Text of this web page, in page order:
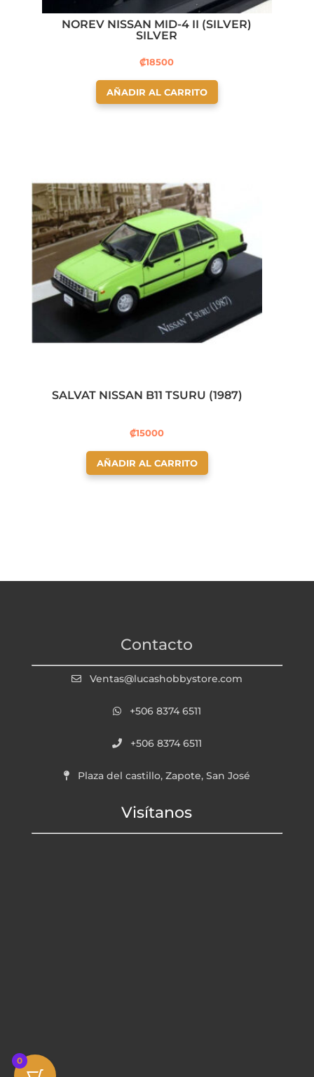
NOREV NISSAN MID-4 II (SILVER)
SILVER
₡18500
AÑADIR AL CARRITO
SALVAT NISSAN B11 TSURU (1987)
₡15000
AÑADIR AL CARRITO
Contacto
Ventas@lucashobbystore.com
+506 8374 6511
+506 8374 6511
Plaza del castillo, Zapote, San José
Visítanos
0